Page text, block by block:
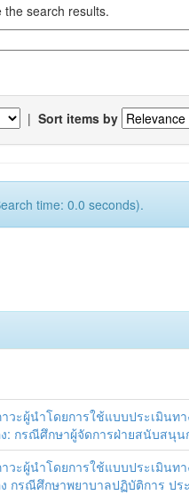
the search results.
| Sort items by
time: 0.0 seconds).
วะผู้นำโดยการใช้แบบประเมินท
: กรณีศึกษาผู้จัดการฝ่ายสนับสนุ
วะผู้นำโดยการใช้แบบประเมินท
กรณีศึกษาพยาบาลปฏิบัติการ ปร